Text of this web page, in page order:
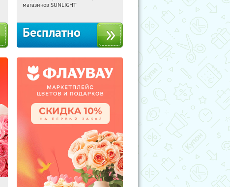
Россия
магазинов SUNLIGHT
Бесплатно